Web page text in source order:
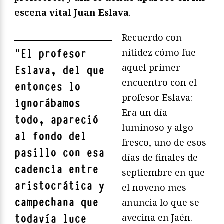
escena vital Juan Eslava.
"El profesor
Eslava, del que
entonces lo
ignorábamos
todo, apareció
al fondo del
pasillo con esa
cadencia entre
aristocrática y
campechana que
todavía luce
Recuerdo con
nitidez cómo fue
aquel primer
encuentro con el
profesor Eslava:
Era un día
luminoso y algo
fresco, uno de esos
días de finales de
septiembre en que
el noveno mes
anuncia lo que se
avecina en Jaén.